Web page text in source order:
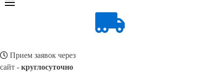
Прием заявок через
сайт - круглосуточно